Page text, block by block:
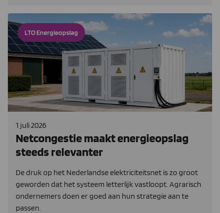
LTO Energieopslag
1 juli 2026
Netcongestie maakt energieopslag
steeds relevanter
De druk op het Nederlandse elektriciteitsnet is zo groot
geworden dat het systeem letterlijk vastloopt. Agrarisch
ondernemers doen er goed aan hun strategie aan te
passen.